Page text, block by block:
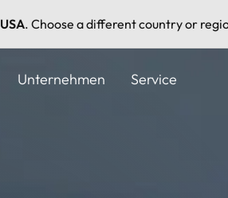
USA. Choose a different country or
Unternehmen Service